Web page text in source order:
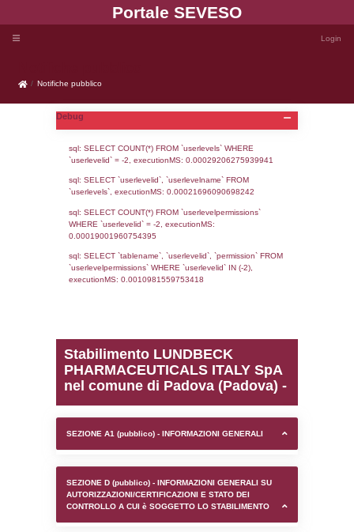
Portale
Notifiche pubblico
Notifiche pubblico
Debug
sql: SELECT COUNT(*) FROM `userlevels`
sql: SELECT `userlevelid`, `userlevelname`
0.00019001960754395
sql: SELECT `tablename`, `userlevelid`,
executionMS: 0.0010981559753418